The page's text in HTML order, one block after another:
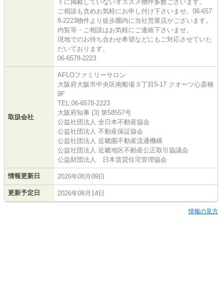
トに掲載していないオススメ物件多数ございます。
ご相談も含めお気軽にお申し付け下さいませ。06-657
8-2223物件より徒歩圏内に当社営業店がございます。
内覧等・ご相談はお気軽にご連絡下さいませ。
現地でのお待ち合わせ希望などにもご対応させていた
だいております。
06-6578-2223
取扱会社
AFLOファミリーサロン
大阪府大阪市中央区南船場３丁目5-17 クオーツ心斎橋
9F
TEL:06-6578-2223
大阪府知事 (3) 第58557号
公益社団法人 全日本不動産協会
公益社団法人 不動産保証協会
公益社団法人 近畿圏不動産流通機構
公益社団法人 近畿地区不動産公正取引協議会
公益財団法人 日本賃貸住宅管理協会
情報更新日 2026年08月09日
更新予定日 2026年08月14日
情報の見方